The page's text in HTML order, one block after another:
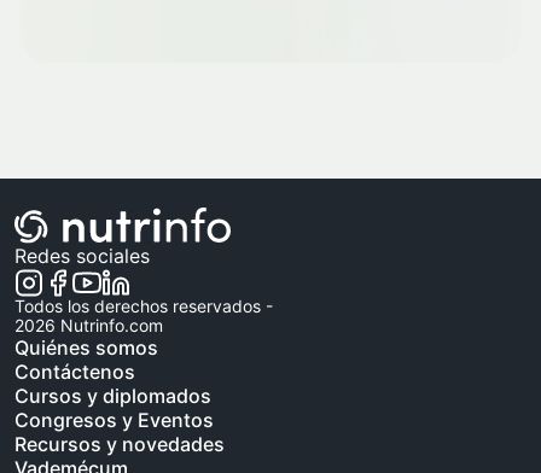
Redes sociales
Todos los derechos reservados -
2026 Nutrinfo.com
Quiénes somos
Contáctenos
Cursos y diplomados
Congresos y Eventos
Recursos y novedades
Vademécum